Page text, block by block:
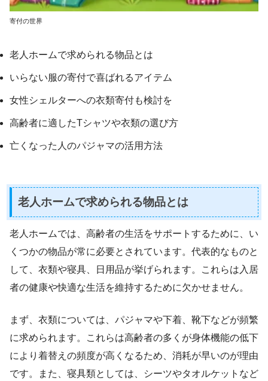
寄付の世界
老人ホームで求められる物品とは
いらない服の寄付で喜ばれるアイテム
女性シェルターへの衣類寄付も検討を
高齢者に適したTシャツや衣類の選び方
亡くなった人のパジャマの活用方法
老人ホームで求められる物品とは
老人ホームでは、高齢者の生活をサポートするために、い
くつかの物品が常に必要とされています。代表的なものと
して、衣類や寝具、日用品が挙げられます。これらは入居
者の健康や快適な生活を維持するために欠かせません。
まず、衣類については、パジャマや下着、靴下などが頻繁
に求められます。これらは高齢者の多くが身体機能の低下
により着替えの頻度が高くなるため、消耗が早いのが理由
です。また、寝具類としては、シーツやタオルケットなど